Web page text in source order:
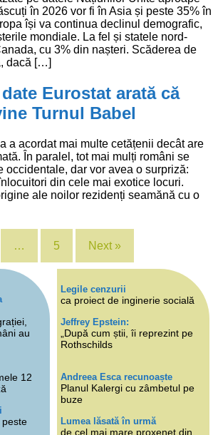
în 2026 vor fi în Asia și peste 35% în
își va continua declinul demografic,
mondiale. La fel și statele nord-
cu 3% din nașteri. Scăderea de
dacă […]
Eurostat arată că
Turnul Babel
a acordat mai multe cetățenii decât are
În paralel, tot mai mulți români se
occidentale, dar vor avea o surpriză:
din cele mai exotice locuri.
ale noilor rezidenți seamănă cu o
… 5 Next »
au
12
peste
Legile cenzurii
ca proiect de inginerie socială
Jeffrey Epstein:
„După cum știi, îi reprezint pe
Rothschilds
Andreea Esca recunoaște
Planul Kalergi cu zâmbetul pe
buze
Lumea lăsată în urmă
de cel mai mare proxenet din